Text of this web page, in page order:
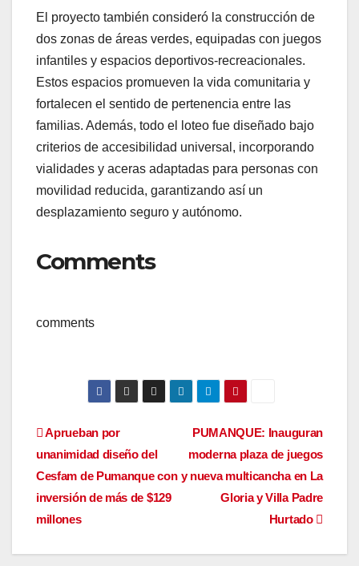
El proyecto también consideró la construcción de
dos zonas de áreas verdes, equipadas con juegos
infantiles y espacios deportivos-recreacionales.
Estos espacios promueven la vida comunitaria y
fortalecen el sentido de pertenencia entre las
familias. Además, todo el loteo fue diseñado bajo
criterios de accesibilidad universal, incorporando
vialidades y aceras adaptadas para personas con
movilidad reducida, garantizando así un
desplazamiento seguro y autónomo.
Comments
comments
Navegación
de
entradas
PUMANQUE: Inauguran
moderna plaza de juegos
y nueva multicancha en La
Gloria y Villa Padre
Hurtado
Aprueban por
unanimidad diseño del
Cesfam de Pumanque con
inversión de más de $129
millones